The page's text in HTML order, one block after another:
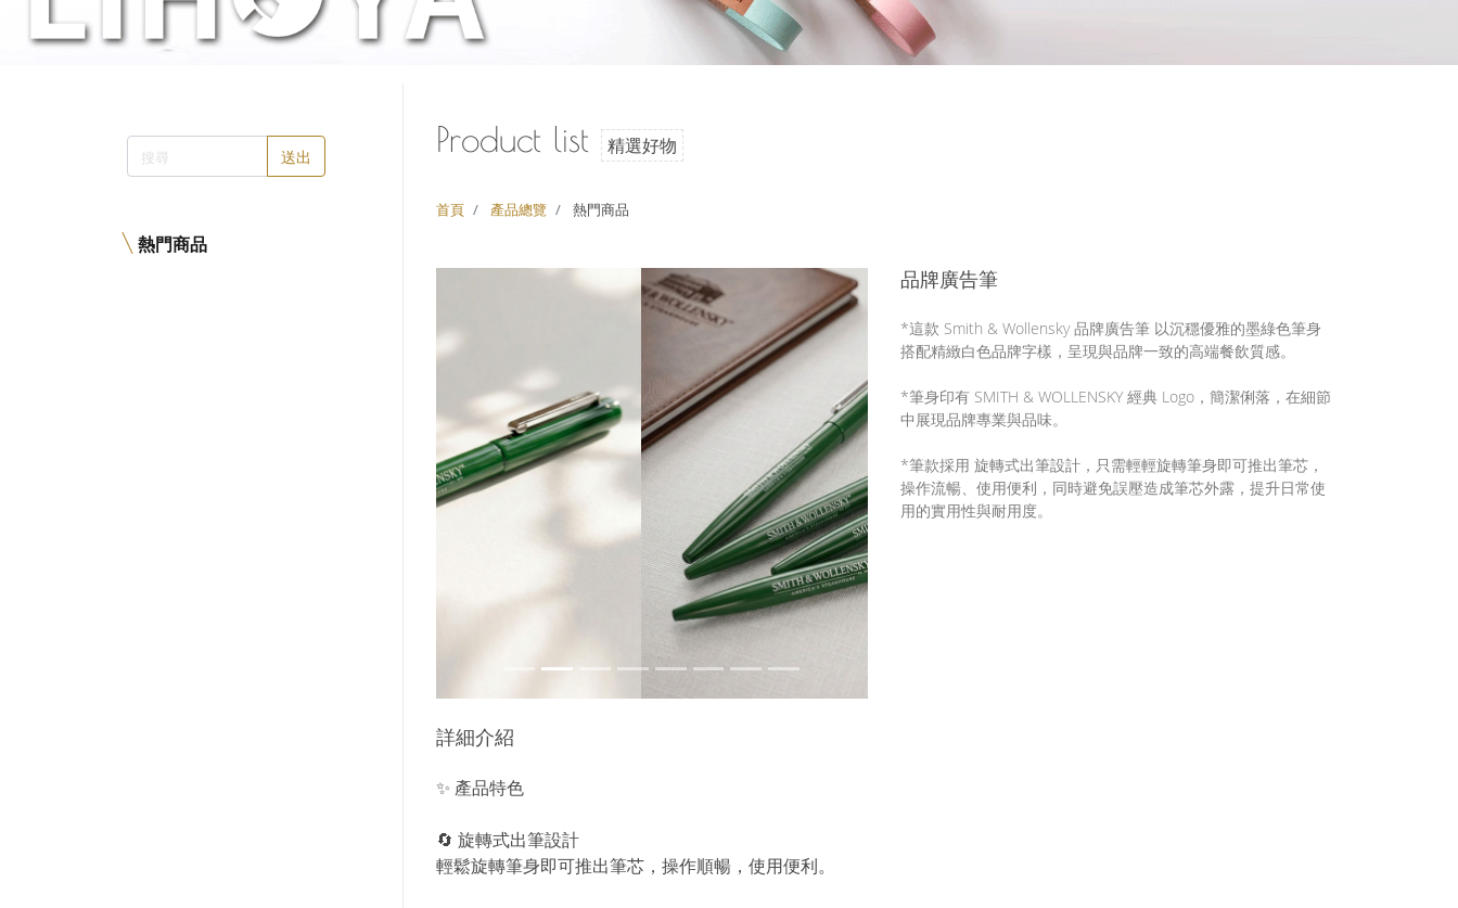
送出
熱門商品
Product list 精選好物
首頁 產品總覽 熱門商品
品牌廣告筆
*這款 Smith & Wollensky 品牌廣告筆 以沉穩優雅的墨綠色筆身
搭配精緻白色品牌字樣，呈現與品牌一致的高端餐飲質感。
*筆身印有 SMITH & WOLLENSKY 經典 Logo，簡潔俐落，在細節
中展現品牌專業與品味。
*筆款採用 旋轉式出筆設計，只需輕輕旋轉筆身即可推出筆芯，
操作流暢、使用便利，同時避免誤壓造成筆芯外露，提升日常使
用的實用性與耐用度。
詳細介紹
✨ 產品特色
🔄 旋轉式出筆設計
輕鬆旋轉筆身即可推出筆芯，操作順暢，使用便利。